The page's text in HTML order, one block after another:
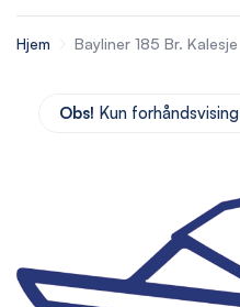
Hjem Bayliner 185 Br. Kalesje
Obs! Kun forhåndsvising